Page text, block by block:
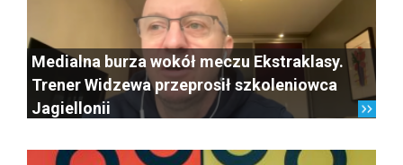
Medialna burza wokół meczu Ekstraklasy.
Trener Widzewa przeprosił szkoleniowca
Jagiellonii